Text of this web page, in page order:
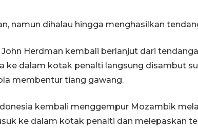
namun dihalau hingga menghasilkan
John Herdman kembali berlanjut dari
ke dalam kotak penalti langsung disambut
membentur tiang gawang.
kembali menggempur Mozambik
ke dalam kotak penalti dan melepaskan